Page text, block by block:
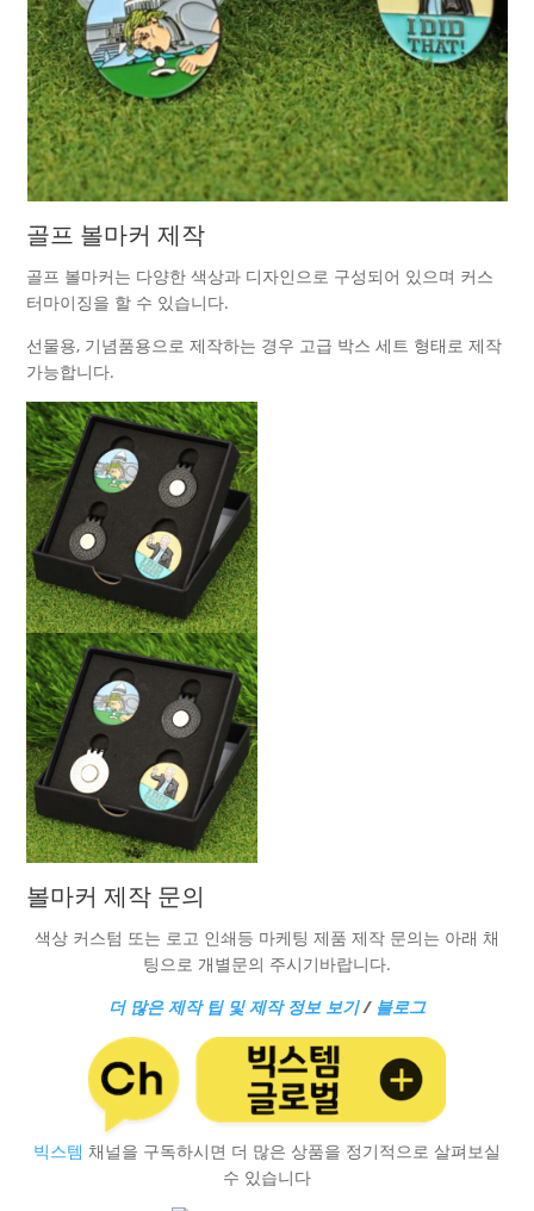
골프 볼마커 제작
골프 볼마커는 다양한 색상과 디자인으로 구성되어 있으며 커스
터마이징을 할 수 있습니다.
선물용, 기념품용으로 제작하는 경우 고급 박스 세트 형태로 제작
가능합니다.
볼마커 제작 문의
색상 커스텀 또는 로고 인쇄등 마케팅 제품 제작 문의는 아래 채
팅으로 개별문의 주시기바랍니다.
더 많은 제작 팁 및 제작 정보 보기/ 블로그
빅스템 채널을 구독하시면 더 많은 상품을 정기적으로 살펴보실
수 있습니다